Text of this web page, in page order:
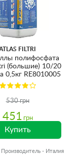
FILTRI
полифосфата
(большие) 10/20
0,5кг RE8010005
530 грн
451 грн
Купить
- Италия